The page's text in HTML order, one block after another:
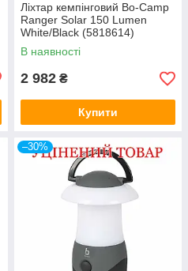
Ліхтар кемпінговий Bo-Camp
Ranger Solar 150 Lumen
White/Black (5818614)
В наявності
2 982 ₴
Купити
–30%